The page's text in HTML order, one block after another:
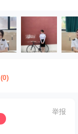
(0)
举报